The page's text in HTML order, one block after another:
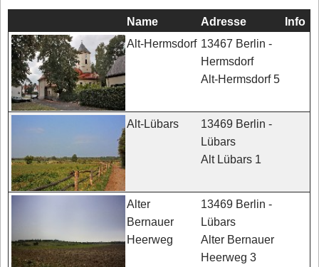
Name Adresse Info
Alt-Hermsdorf 13467 Berlin -
Hermsdorf
Alt-Hermsdorf 5
Alt-Lübars
13469 Berlin -
Lübars
Alt Lübars 1
Alter
Bernauer
Heerweg
13469 Berlin -
Lübars
Alter Bernauer
Heerweg 3